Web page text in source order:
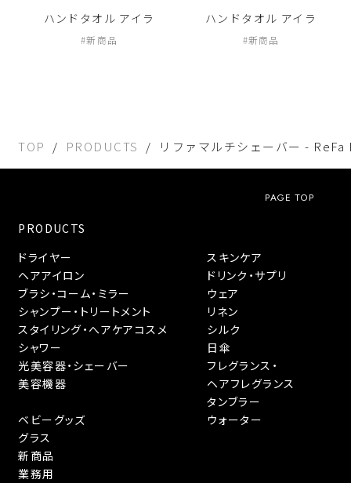
ハンドタオル アイラ
新商品
ハンドタオル アイラ
新商品
TOP PRODUCTS リファマルチシェーバー - ReFa
PAGE TOP
PRODUCTS
ドライヤー
ヘアアイロン
ブラシ・コーム・ミラー
シャンプー・トリートメント
スタイリング・へアケアコスメ
シャワー
光美容器・シェーバー
美容機器
スキンケア
ドリンク・サプリ
ウェア
リネン
シルク
日傘
フレグランス・
ヘアフレグランス
タンブラー
ベビーグッズ
ウォーター
グラス
新商品
業務用